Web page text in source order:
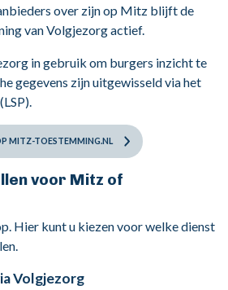
over zijn op Mitz blijft de
van Volgjezorg actief.
in gebruik om burgers inzicht te
gegevens zijn uitgewisseld via het
MITZ-TOESTEMMING.NL
voor Mitz of
Hier kunt u kiezen voor welke dienst
Volgjezorg